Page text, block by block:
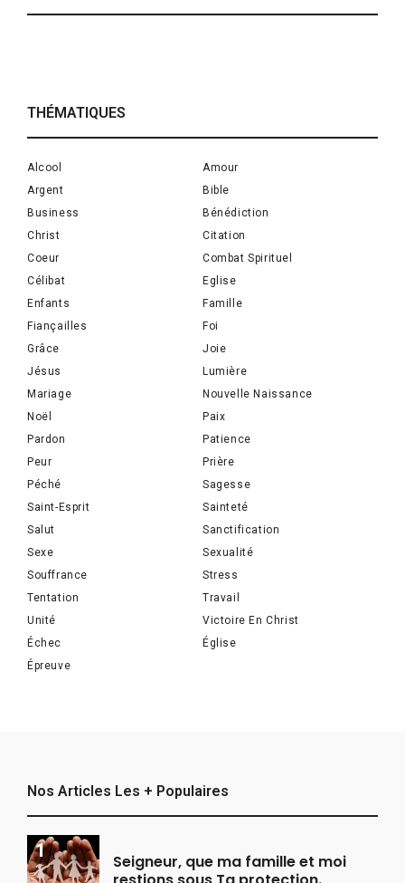
THÉMATIQUES
Alcool
Amour
Argent
Bible
Business
Bénédiction
Christ
Citation
Coeur
Combat Spirituel
Célibat
Eglise
Enfants
Famille
Fiançailles
Foi
Grâce
Joie
Jésus
Lumière
Mariage
Nouvelle Naissance
Noël
Paix
Pardon
Patience
Peur
Prière
Péché
Sagesse
Saint-Esprit
Sainteté
Salut
Sanctification
Sexe
Sexualité
Souffrance
Stress
Tentation
Travail
Unité
Victoire En Christ
Échec
Église
Épreuve
Nos Articles Les + Populaires
Seigneur, que ma famille et moi